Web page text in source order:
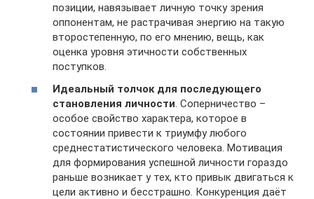
позиции, навязывает личную точку зрения
оппонентам, не растрачивая энергию на такую
второстепенную, по его мнению, вещь, как
оценка уровня этичности собственных
поступков.
Идеальный толчок для последующего
становления личности . Соперничество –
особое свойство характера, которое в
состоянии привести к триумфу любого
среднестатистического человека. Мотивация
для формирования успешной личности гораздо
раньше возникает у тех, кто привык двигаться к
цели активно и бесстрашно. Конкуренция даёт